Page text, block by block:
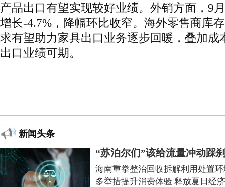
产品出口有望实现较好业绩。外销方面，9
增长-4.7%，降幅环比收窄。海外零售商库
求有望助力家具出口业务逐步回暖，叠加成
出口业绩可期。
新闻头条
“苏泊尔们”该给流量冲动踩
海南重拳整治回收拆解利用处置
多举措提升消费体验 释放夏日经